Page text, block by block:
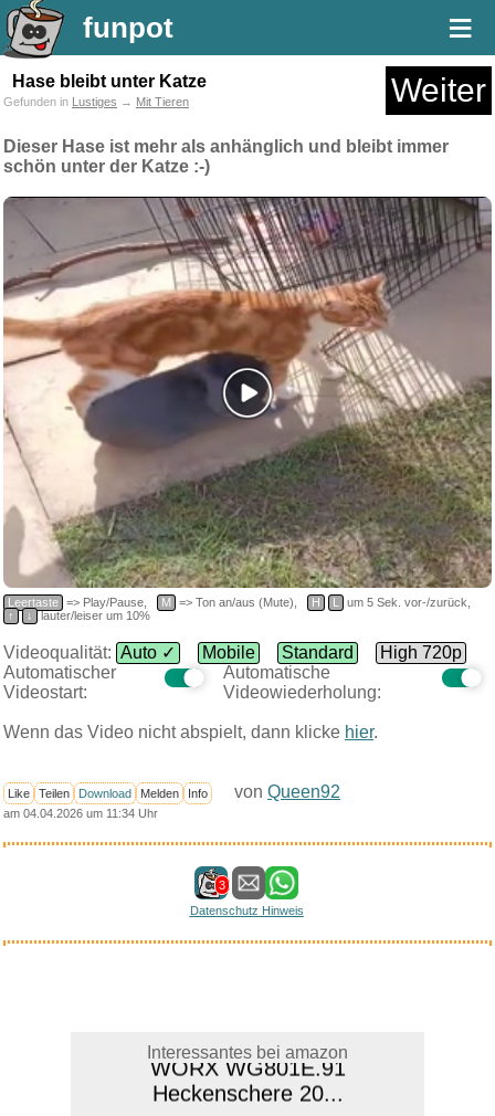
funpot ≡
Hase bleibt unter Katze Weiter
Gefunden in Lustiges → Mit Tieren
Dieser Hase ist mehr als anhänglich und bleibt immer
schön unter der Katze :-)
Leertaste => Play/Pause, M => Ton an/aus (Mute), H L
um 5 Sek. vor-/zurück,
↑
↓ lauter/leiser um 10%
Videoqualität: Auto ✓ Mobile Standard
High 720p
Automatischer
Videostart:
Automatische
Videowiederholung:
Wenn das Video nicht abspielt, dann klicke hier.
Like Teilen Download Melden Info von Queen92
am 04.04.2026 um 11:34 Uhr
3
Datenschutz Hinweis
Interessantes bei amazon
Anzeige
Heckenschere 20...
Anzeige